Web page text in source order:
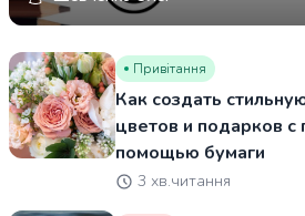
Привітання
Как создать
цветов и подарков
помощью бумаги
3 хв.читання